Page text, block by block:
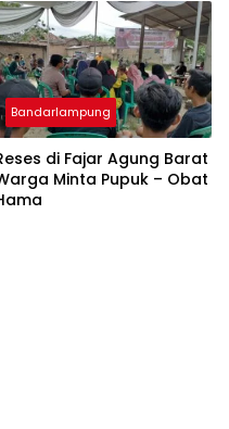
Bandarlampung
di Fajar Agung Barat
Minta Pupuk – Obat